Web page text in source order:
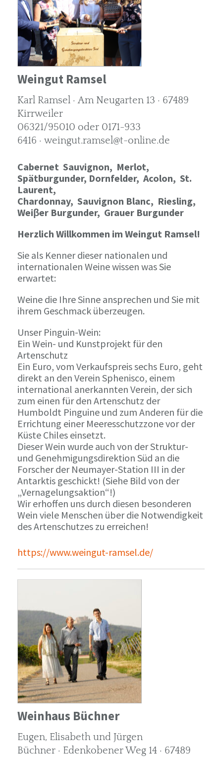
Weingut Ramsel
Karl Ramsel · Am Neugarten 13 · 67489
Kirrweiler
06321/95010 oder 0171-933
6416 · weingut.ramsel@t-online.de
Cabernet Sauvignon, Merlot,
Spätburgunder, Dornfelder, Acolon, St.
Laurent,
Chardonnay, Sauvignon Blanc, Riesling,
Weiβer Burgunder, Grauer Burgunder
Herzlich Willkommen im Weingut Ramsel!
Sie als Kenner dieser nationalen und
internationalen Weine wissen was Sie
erwartet:
Weine die Ihre Sinne ansprechen und Sie mit
ihrem Geschmack überzeugen.
Unser Pinguin-Wein:
Ein Wein- und Kunstprojekt für den
Artenschutz
Ein Euro, vom Verkaufspreis sechs Euro, geht
direkt an den Verein Sphenisco, einem
international anerkannten Verein, der sich
zum einen für den Artenschutz der
Humboldt Pinguine und zum Anderen für die
Errichtung einer Meeresschutzzone vor der
Küste Chiles einsetzt.
Dieser Wein wurde auch von der Struktur-
und Genehmigungsdirektion Süd an die
Forscher der Neumayer-Station III in der
Antarktis geschickt! (Siehe Bild von der
„Vernagelungsaktion“!)
Wir erhoffen uns durch diesen besonderen
Wein viele Menschen über die Notwendigkeit
des Artenschutzes zu erreichen!
https://www.weingut-ramsel.de/
Weinhaus Büchner
Eugen, Elisabeth und Jürgen
Büchner · Edenkobener Weg 14 · 67489